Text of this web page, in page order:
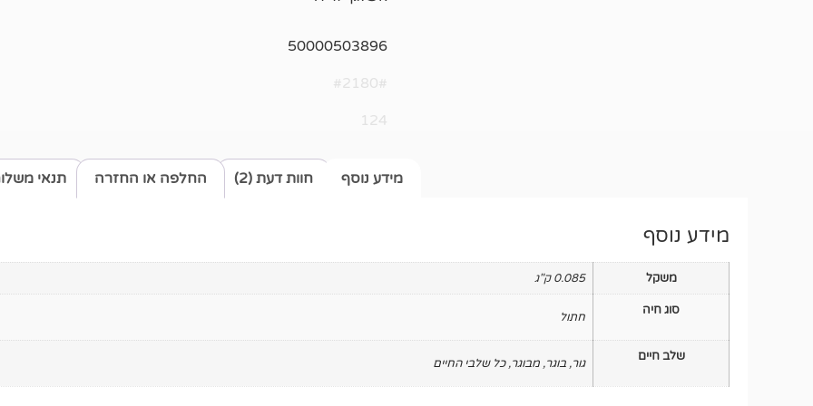
50000503896
#2180#
124
מידע נוסף תנאי חוות דעת (2) החלפה או החזרה
מידע נוסף
משקל 0.085 ק"ג
סוג חיה חתול
שלב חיים גור, בוגר, מבוגר,כל שלבי החיים